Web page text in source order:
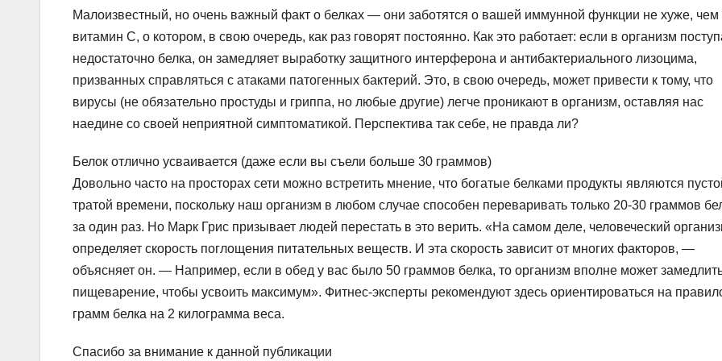
Малоизвестный, но очень важный факт о белках — они заботятся о вашей иммунной функции не хуже, чем
витамин С, о котором, в свою очередь, как раз говорят постоянно. Как это работает: если в организм
недостаточно белка, он замедляет выработку защитного интерферона и антибактериального лизоцима,
призванных справляться с атаками патогенных бактерий. Это, в свою очередь, может привести к тому, что
вирусы (не обязательно простуды и гриппа, но любые другие) легче проникают в организм, оставляя нас
наедине со своей неприятной симптоматикой. Перспектива так себе, не правда ли?
Белок отлично усваивается (даже если вы съели больше 30 граммов)
Довольно часто на просторах сети можно встретить мнение, что богатые белками продукты являются
тратой времени, поскольку наш организм в любом случае способен переваривать только 20-30 граммов
за один раз. Но Марк Грис призывает людей перестать в это верить. «На самом деле, человеческий
определяет скорость поглощения питательных веществ. И эта скорость зависит от многих факторов, —
объясняет он. — Например, если в обед у вас было 50 граммов белка, то организм вполне может
пищеварение, чтобы усвоить максимум». Фитнес-эксперты рекомендуют здесь ориентироваться на
грамм белка на 2 килограмма веса.
Спасибо за внимание к данной публикации